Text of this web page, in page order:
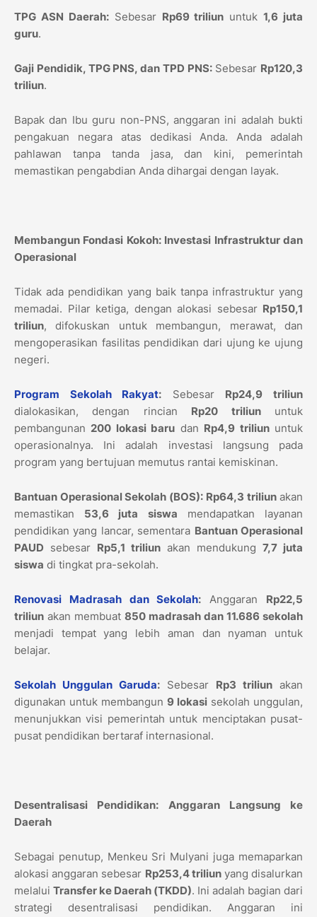
TPG ASN Daerah:Sebesar Rp69 triliun untuk1,6 juta
guru.
Gaji Pendidik, TPG PNS, dan TPD PNS:Sebesar Rp120,3
triliun.
Bapak dan Ibu guru non-PNS, anggaran ini adalah bukti
pengakuan negara atas dedikasi Anda. Anda adalah
pahlawan tanpa tanda jasa, dan kini, pemerintah
memastikan pengabdian Anda dihargai dengan layak.
Membangun Fondasi Kokoh: Investasi Infrastruktur dan
Operasional
Tidak ada pendidikan yang baik tanpa infrastruktur yang
memadai. Pilar ketiga, dengan alokasi sebesar Rp150,1
triliun, difokuskan untuk membangun, merawat, dan
mengoperasikan fasilitas pendidikan dari ujung ke ujung
negeri.
Program Sekolah Rakyat: Sebesar Rp24,9 triliun
dialokasikan, dengan rincian Rp20 triliununtuk
pembangunan 200 lokasi baru dan Rp4,9 triliununtuk
operasionalnya. Ini adalah investasi langsung pada
program yang bertujuan memutus rantai kemiskinan.
Bantuan Operasional Sekolah (BOS): Rp64,3 triliunakan
memastikan 53,6 juta siswa mendapatkan layanan
pendidikan yang lancar, sementara Bantuan Operasional
PAUD sebesar Rp5,1 triliun akan mendukung 7,7 juta
siswa di tingkat pra-sekolah.
Renovasi Madrasah dan Sekolah: Anggaran Rp22,5
triliun akan membuat 850 madrasah dan 11.686 sekolah
menjadi tempat yang lebih aman dan nyaman untuk
belajar.
Sekolah Unggulan Garuda: Sebesar Rp3 triliun akan
digunakan untuk membangun 9 lokasi sekolah unggulan,
menunjukkan visi pemerintah untuk menciptakan pusat-
pusat pendidikan bertaraf internasional.
Desentralisasi Pendidikan: Anggaran Langsung ke
Daerah
Sebagai penutup, Menkeu Sri Mulyani juga memaparkan
alokasi anggaran sebesar Rp253,4 triliunyang disalurkan
melalui Transfer ke Daerah (TKDD). Ini adalah bagian dari
strategi desentralisasi pendidikan. Anggaran ini